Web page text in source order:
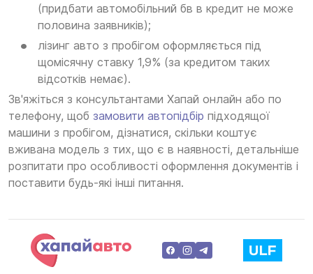
(придбати автомобільний бв в кредит не може
половина заявників);
лізинг авто з пробігом оформляється під
щомісячну ставку 1,9% (за кредитом таких
відсотків немає).
Зв'яжіться з консультантами Хапай онлайн або по
телефону, щоб замовити автопідбір підходящої
машини з пробігом, дізнатися, скільки коштує
вживана модель з тих, що є в наявності, детальніше
розпитати про особливості оформлення документів і
поставити будь-які інші питання.